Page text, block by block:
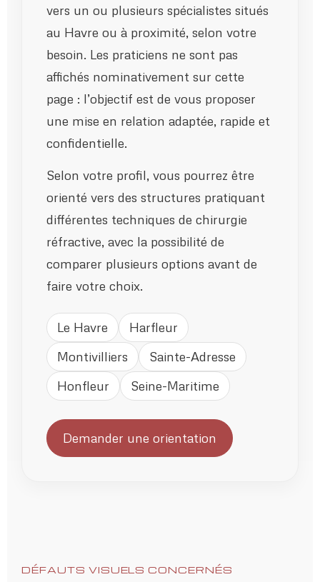
vers un ou plusieurs spécialistes situés
au Havre ou à proximité, selon votre
besoin. Les praticiens ne sont pas
affichés nominativement sur cette
page : l’objectif est de vous proposer
une mise en relation adaptée, rapide et
confidentielle.
Selon votre profil, vous pourrez être
orienté vers des structures pratiquant
différentes techniques de chirurgie
réfractive, avec la possibilité de
comparer plusieurs options avant de
faire votre choix.
Le Havre
Harfleur
Montivilliers
Sainte-Adresse
Honfleur
Seine-Maritime
Demander une orientation
DÉFAUTS VISUELS CONCERNÉS